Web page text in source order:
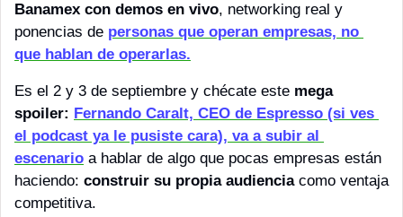
Banamex con demos en vivo, networking real y
ponencias de personas que operan empresas, no
que hablan de operarlas.
Es el 2 y 3 de septiembre y chécate este mega
spoiler: Fernando Caralt, CEO de Espresso (si ves
el podcast ya le pusiste cara), va a subir al
escenario a hablar de algo que pocas empresas están
haciendo: construir su propia audiencia como ventaja
competitiva.